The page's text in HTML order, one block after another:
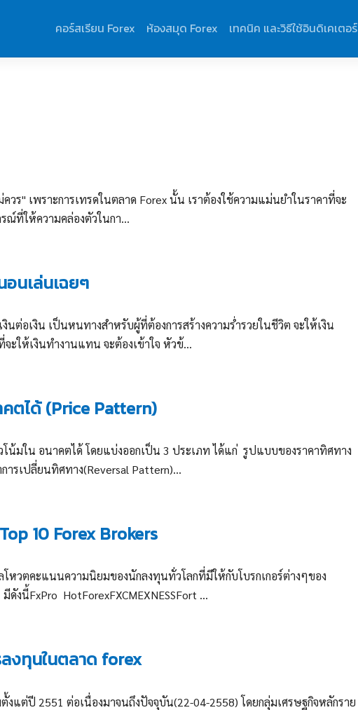
คอร์สเรียน Forex ห้องสมุด Forex เทคนิค และวิธีใช้อินดิเคเตอร์
วร" เพราะการเทรดในตลาด Forex นั้น เราต้องใช้ความแม่นยำในราคาที่จะ
ณ์ที่ให้ความคล่องตัวในกา...
อนเล่นเฉยๆ
นต่อเงิน เป็นหนทางสำหรับผู้ที่ต้องการสร้างความร่ำรวยในชีวิต จะให้เงิน
ให้เงินทำงานแทน จะต้องเข้าใจ หัวข้...
ตได้ (Price Pattern)
มใน อนาคตได้ โดยแบ่งออกเป็น 3 ประเภท ได้แก่ รูปแบบของราคาทิศทาง
ารเปลี่ยนทิศทาง(Reversal Pattern)...
10 Forex Brokers
โหวตคะแนนความนิยมของนักลงทุนทั่วโลกที่มีให้กับโบรกเกอร์ต่างๆของ
นี้FxPro HotForexFXCMEXNESSFort ...
งทุนในตลาด forex
งแต่ปี 2551 ต่อเนื่องมาจนถึงปัจจุบัน(22-04-2558) โดยกลุ่มเศรษฐกิจหลักราย